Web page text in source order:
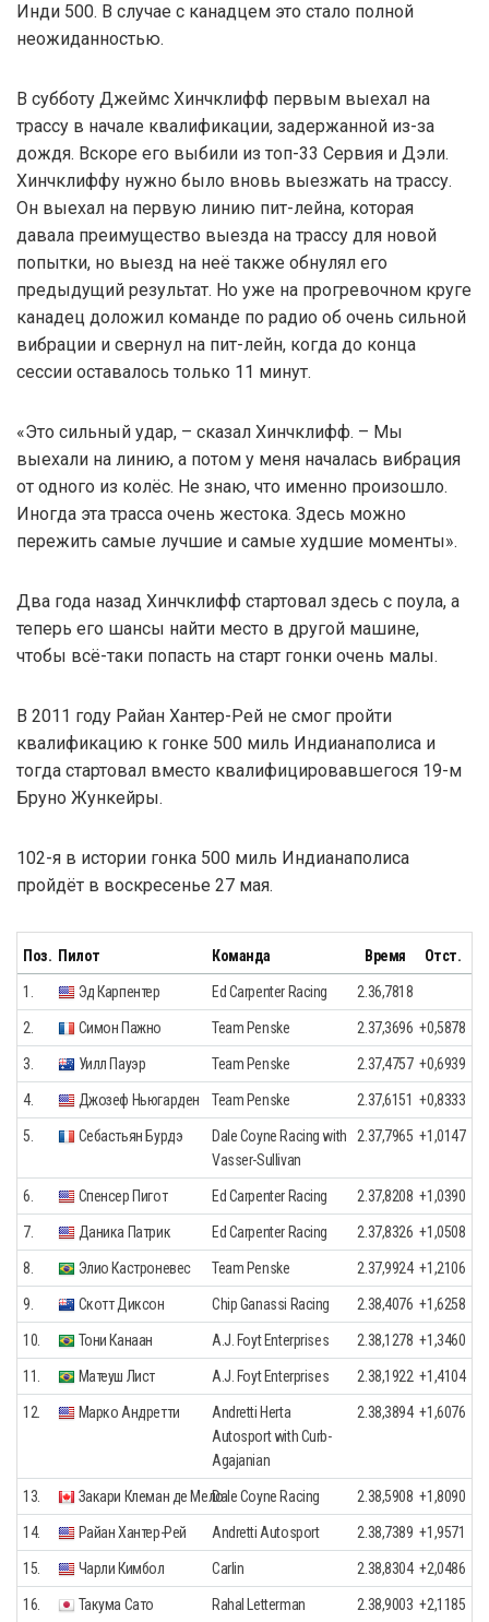
Инди 500. В случае с канадцем это стало полной
неожиданностью.
В субботу Джеймс Хинчклифф первым выехал на
трассу в начале квалификации, задержанной из-за
дождя. Вскоре его выбили из топ-33 Сервия и Дэли.
Хинчклиффу нужно было вновь выезжать на трассу.
Он выехал на первую линию пит-лейна, которая
давала преимущество выезда на трассу для новой
попытки, но выезд на неё также обнулял его
предыдущий результат. Но уже на прогревочном круге
канадец доложил команде по радио об очень сильной
вибрации и свернул на пит-лейн, когда до конца
сессии оставалось только 11 минут.
«Это сильный удар, – сказал Хинчклифф. – Мы
выехали на линию, а потом у меня началась вибрация
от одного из колёс. Не знаю, что именно произошло.
Иногда эта трасса очень жестока. Здесь можно
пережить самые лучшие и самые худшие моменты».
Два года назад Хинчклифф стартовал здесь с поула, а
теперь его шансы найти место в другой машине,
чтобы всё-таки попасть на старт гонки очень малы.
В 2011 году Райан Хантер-Рей не смог пройти
квалификацию к гонке 500 миль Индианаполиса и
тогда стартовал вместо квалифицировавшегося 19-м
Бруно Жункейры.
102-я в истории гонка 500 миль Индианаполиса
пройдёт в воскресенье 27 мая.
Поз. Пилот Команда Время Отст.
1. Эд Карпентер Ed Carpenter Racing 2.36,7818
2. Симон Пажно Team Penske 2.37,3696 +0,5878
3. Уилл Пауэр Team Penske 2.37,4757 +0,6939
4. Джозеф Ньюгарден Team Penske 2.37,6151 +0,8333
5. Себастьян Бурдэ
Dale Coyne Racing with
Vasser-Sullivan
2.37,7965 +1,0147
6. Спенсер Пигот Ed Carpenter Racing 2.37,8208 +1,0390
7. Даника Патрик Ed Carpenter Racing 2.37,8326 +1,0508
8. Элио Кастроневеc Team Penske 2.37,9924 +1,2106
9. Скотт Диксон Chip Ganassi Racing 2.38,4076 +1,6258
10. Тони Канаан A.J. Foyt Enterprises 2.38,1278 +1,3460
11. Матеуш Лист A.J. Foyt Enterprises 2.38,1922 +1,4104
12. Марко Андретти
Andretti Herta
Autosport with Curb-
Agajanian
2.38,3894 +1,6076
13. Закари Клеман де МелоDale Coyne Racing 2.38,5908 +1,8090
14. Райан Хантер-Рей Andretti Autosport 2.38,7389 +1,9571
15. Чарли Кимбол Carlin 2.38,8304 +2,0486
16. Такума Сато
Rahal Letterman
2.38,9003 +2,1185